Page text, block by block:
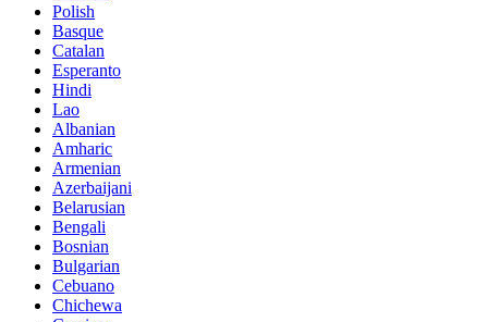
Polish
Basque
Catalan
Esperanto
Hindi
Lao
Albanian
Amharic
Armenian
Azerbaijani
Belarusian
Bengali
Bosnian
Bulgarian
Cebuano
Chichewa